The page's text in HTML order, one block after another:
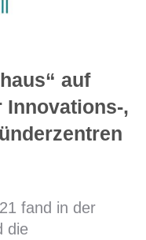
auf
Innovations-,
fand in der
die